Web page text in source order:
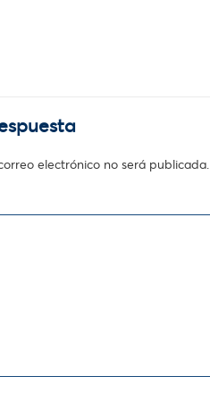
electrónico no será publicada.